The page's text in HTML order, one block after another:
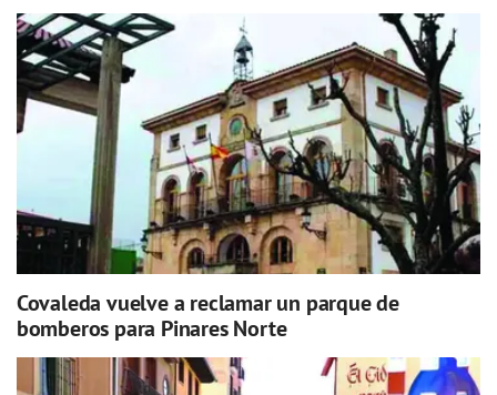
Covaleda vuelve a reclamar un parque de
bomberos para Pinares Norte